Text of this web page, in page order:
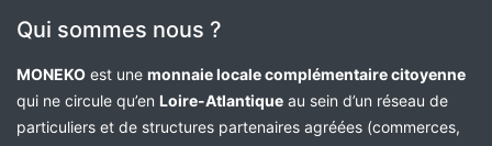
Qui sommes nous ?
MONEKO est une monnaie locale complémentaire citoyenne
qui ne circule qu’en Loire-Atlantique au sein d’un réseau de
particuliers et de structures partenaires agréées (commerces,